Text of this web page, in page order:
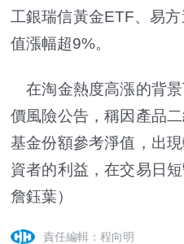
工銀瑞信黃金ETF、易
值漲幅超9%。
在淘金熱度高漲的背
價風險公告，稱因產品
基金份額參考淨值，出
資者的利益，在交易日短
詹鈺葉）
責任編輯：程向明